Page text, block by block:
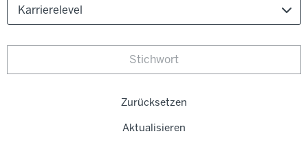
Karrierelevel
Zurücksetzen
Aktualisieren